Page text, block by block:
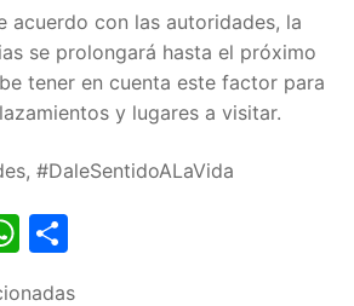
acuerdo con las autoridades, la
se prolongará hasta el próximo
tener en cuenta este factor para
y lugares a visitar.
#DaleSentidoALaVida
WhatsApp